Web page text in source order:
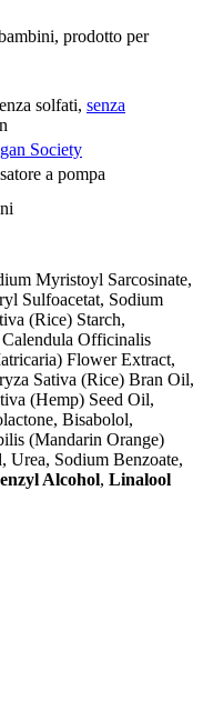
prodotto per
solfati, senza
Society
a pompa
Myristoyl Sarcosinate,
Sulfoacetat, Sodium
(Rice) Starch,
Officinalis
Flower Extract,
Sativa (Rice) Bran Oil,
(Hemp) Seed Oil,
Bisabolol,
(Mandarin Orange)
Sodium Benzoate,
Alcohol, Linalool